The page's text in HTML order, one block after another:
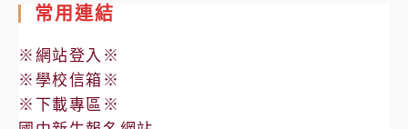
常用連結
※網站登入※
※學校信箱※
※下載專區※